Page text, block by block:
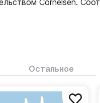
Cornelsen.
целей и задач
Остальное